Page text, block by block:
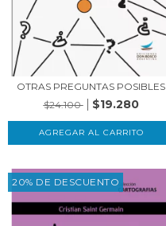
OTRAS PREGUNTAS POSIBLES
$24.100
$19.280
20% DE DESCUENTO